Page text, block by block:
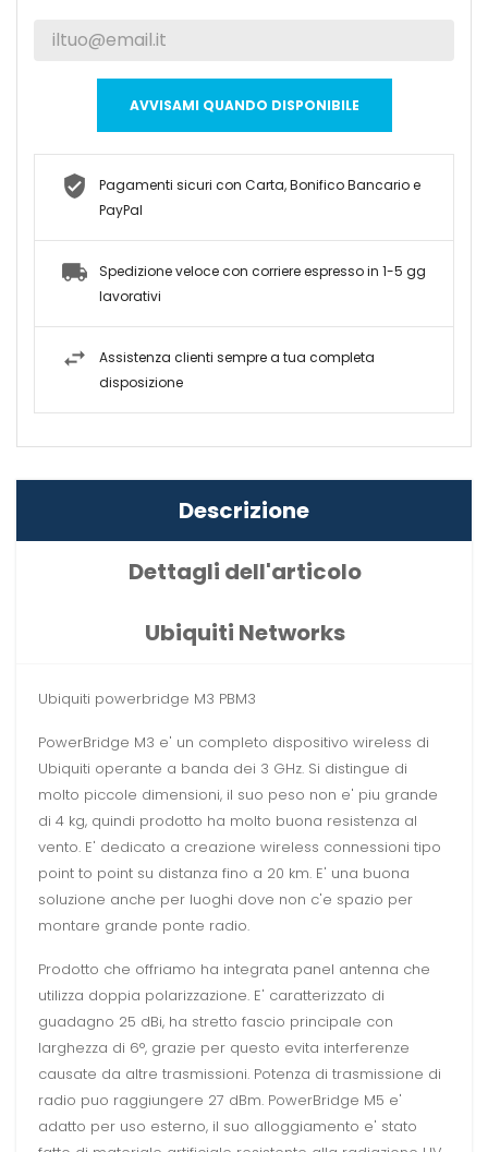
AVVISAMI QUANDO DISPONIBILE
Pagamenti sicuri con Carta, Bonifico Bancario e
PayPal
Spedizione veloce con corriere espresso in 1-5 gg
lavorativi
Assistenza clienti sempre a tua completa
disposizione
Descrizione
Dettagli dell'articolo
Ubiquiti Networks
Ubiquiti powerbridge M3 PBM3
PowerBridge M3 e' un completo dispositivo wireless di
Ubiquiti operante a banda dei 3 GHz. Si distingue di
molto piccole dimensioni, il suo peso non e' piu grande
di 4 kg, quindi prodotto ha molto buona resistenza al
vento. E' dedicato a creazione wireless connessioni tipo
point to point su distanza fino a 20 km. E' una buona
soluzione anche per luoghi dove non c'e spazio per
montare grande ponte radio.
Prodotto che offriamo ha integrata panel antenna che
utilizza doppia polarizzazione. E' caratterizzato di
guadagno 25 dBi, ha stretto fascio principale con
larghezza di 6°, grazie per questo evita interferenze
causate da altre trasmissioni. Potenza di trasmissione di
radio puo raggiungere 27 dBm. PowerBridge M5 e'
adatto per uso esterno, il suo alloggiamento e' stato